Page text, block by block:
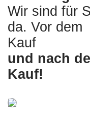
Wir sind für
da. Vor dem
Kauf
und nach
Kauf!